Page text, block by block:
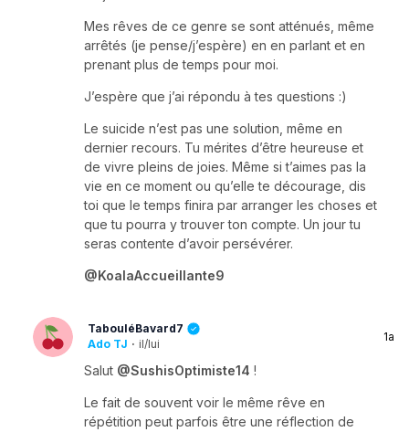
Mes rêves de ce genre se sont atténués, même
arrêtés (je pense/j’espère) en en parlant et en
prenant plus de temps pour moi.
J’espère que j’ai répondu à tes questions :)
Le suicide n’est pas une solution, même en
dernier recours. Tu mérites d’être heureuse et
de vivre pleins de joies. Même si t’aimes pas la
vie en ce moment ou qu’elle te décourage, dis
toi que le temps finira par arranger les choses et
que tu pourra y trouver ton compte. Un jour tu
seras contente d’avoir persévérer.
@KoalaAccueillante9
TabouléBavard7
Ado TJ · il/lui
1a
Salut @SushisOptimiste14 !
Le fait de souvent voir le même rêve en
répétition peut parfois être une réflection de